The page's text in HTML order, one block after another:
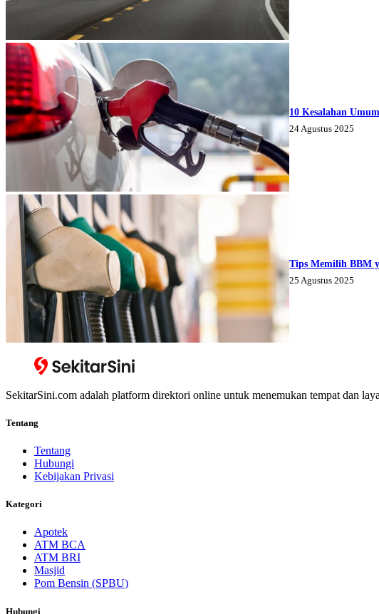
10 Kesalahan
24 Agustus 2025
Tips Memilih BBM
25 Agustus 2025
SekitarSini.com adalah platform direktori online untuk menemukan tempat dan
Tentang
Tentang
Hubungi
Kebijakan Privasi
Kategori
Apotek
ATM BCA
ATM BRI
Masjid
Pom Bensin (SPBU)
Hubungi